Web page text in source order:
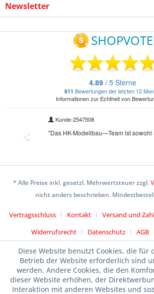
Newsletter
* Alle Preise inkl. gesetzl. Mehrwertsteuer zzgl.
nicht anders beschrieben.
Vertragsschluss Kontakt
Versand und
Widerrufsrecht
Datenschutz AGB
Diese Website benutzt Cookies, die für
Betrieb der Website erforderlich sind
werden. Andere Cookies, die den
dieser Website erhöhen, der
Interaktion mit anderen Websites und